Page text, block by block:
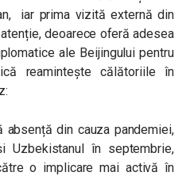
iar prima vizită externă din
deoarece oferă adesea
ale Beijingului pentru
reamintește călătoriile în
din cauza pandemiei,
Uzbekistanul în septembrie,
o implicare mai activă în